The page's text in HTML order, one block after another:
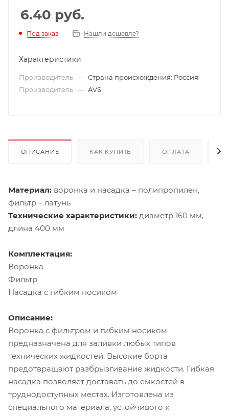
6.40 руб.
Под заказ Нашли дешевле?
Характеристики
Производитель — Страна происхождения: Россия
Производитель — AVS
ОПИСАНИЕ КАК КУПИТЬ ОПЛАТА
Материал: воронка и насадка – полипропилен,
фильтр – латунь
Технические характеристики: диаметр 160 мм,
длина 400 мм
Комплектация:
Воронка
Фильтр
Насадка с гибким носиком
Описание:
Воронка с фильтром и гибким носиком
предназначена для заливки любых типов
технических жидкостей. Высокие борта
предотвращают разбрызгивание жидкости. Гибкая
насадка позволяет доставать до емкостей в
труднодоступных местах. Изготовлена из
специального материала, устойчивого к